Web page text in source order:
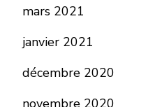
mars 2021
janvier 2021
décembre 2020
novembre 2020